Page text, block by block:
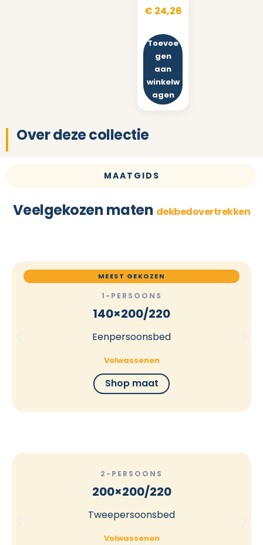
€ 24,26
Toevoe
gen
aan
winkelw
agen
Over deze collectie
MAATGIDS
Veelgekozen maten dekbedovertrekken
MEEST GEKOZEN
1-PERSOONS
140×200/220
Eenpersoonsbed
Volwassenen
Shop maat
2-PERSOONS
200×200/220
Tweepersoonsbed
Volwassenen